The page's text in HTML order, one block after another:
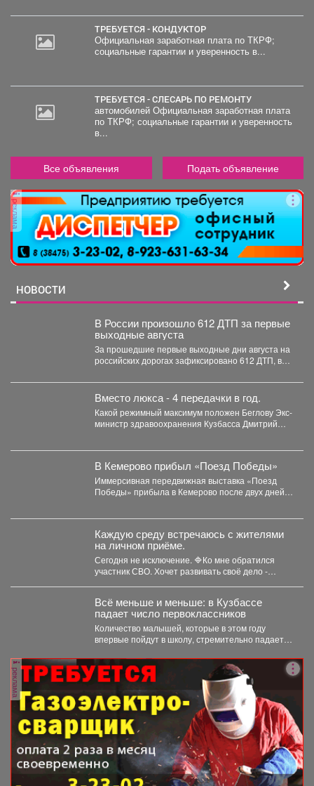
ТРЕБУЕТСЯ - КОНДУКТОР
Официальная заработная плата по ТКРФ;
социальные гарантии и уверенность в...
ТРЕБУЕТСЯ - СЛЕСАРЬ ПО РЕМОНТУ
автомобилей Официальная заработная плата
по ТКРФ; социальные гарантии и уверенность
в...
Все объявления Подать объявление
реклама
НОВОСТИ
В России произошло 612 ДТП за первые
выходные августа
За прошедшие первые выходные дни августа на
российских дорогах зафиксировано 612 ДТП, в
Вместо люкса - 4 передачки в год.
Какой режимный максимум положен Беглову Экс-
министр здравоохранения Кузбасса Дмитрий
В Кемерово прибыл «Поезд Победы»
Иммерсивная передвижная выставка «Поезд
Победы» прибыла в Кемерово после двух дней
Каждую среду встречаюсь с жителями
на личном приёме.
Сегодня не исключение. 🔷Ко мне обратился
участник СВО. Хочет развивать своё дело -
Всё меньше и меньше: в Кузбассе
падает число первоклассников
Количество малышей, которые в этом году
впервые пойдут в школу, стремительно падает в
реклама